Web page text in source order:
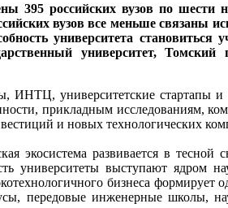
395 российских вузов по шести
вузов все меньше связаны
университета становиться
университет, Томский
университетские стартапы и
прикладным исследованиям,
и новых технологических
экосистема развивается в тесной
выступают ядром
бизнеса формирует
передовые инженерные школы,